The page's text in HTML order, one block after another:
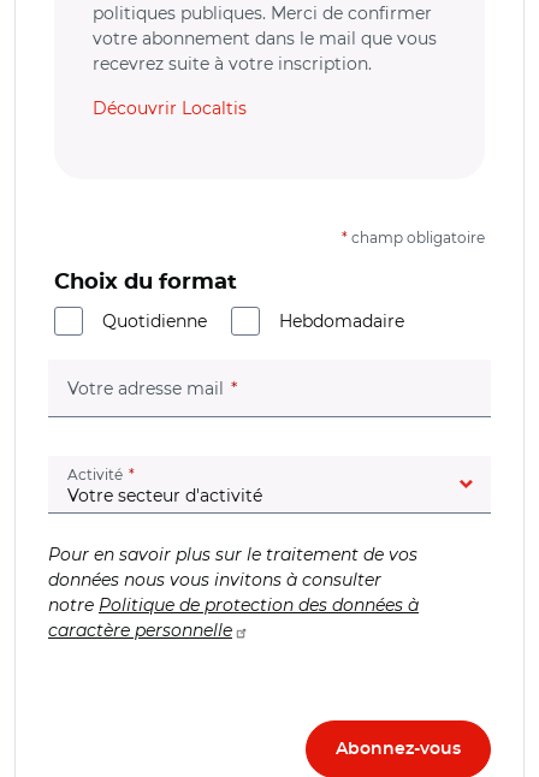
politiques publiques. Merci de confirmer
votre abonnement dans le mail que vous
recevrez suite à votre inscription.
Découvrir Localtis
* champ obligatoire
Choix du format
Quotidienne
Hebdomadaire
Votre adresse mail (champ obligatoire)
Activité (champ obligatoire)
Pour en savoir plus sur le traitement de vos
données nous vous invitons à consulter
notre Politique de protection des données à
caractère personnelle